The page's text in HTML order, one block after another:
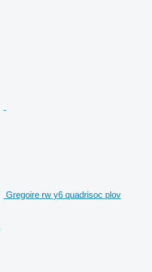
Gregoire rw y6 quadrisoc plov